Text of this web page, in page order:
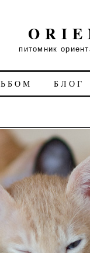
питомник
БЛОГ